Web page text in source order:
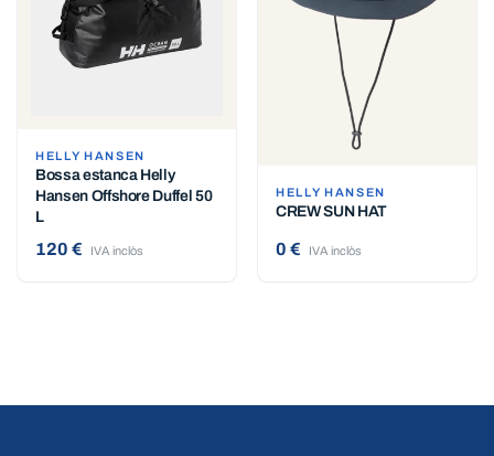
HELLY HANSEN
Bossa estanca Helly
Hansen Offshore Duffel 50
L
120 € IVA inclòs
HELLY HANSEN
CREW SUN HAT
0 € IVA inclòs